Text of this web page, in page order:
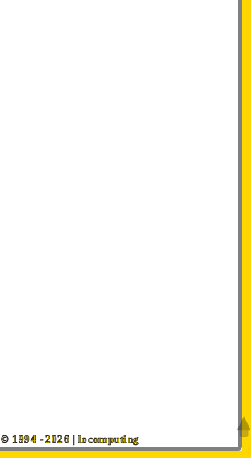
© 1994 - 2026 | locomputing